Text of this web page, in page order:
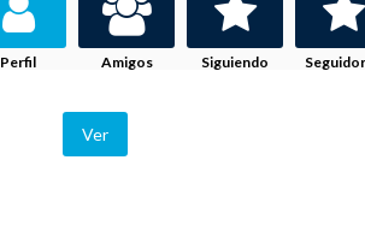
Perfil Amigos Siguiendo
Ver